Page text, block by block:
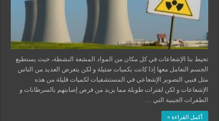
تحيط بنا الإشعاعات في كل مكان من المواد المشعة النشطة، حيث يستطيع
الجسم التعامل معها إذا كانت بكميات ضئيلة و لكن يتعرض العديد من الناس
مثل فنيي التصوير الإشعاعي في المستشفيات لكميات قليلة من هذه
الإشعاعات و لكن لفترات طويلة مما يزيد من فرص إصابتهم بالسرطانات و
الطفرات الجينية التي …
أكمل القراءة »